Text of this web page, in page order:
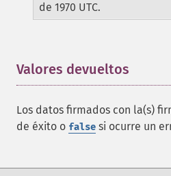
de 1970 UTC.
Valores devueltos
Los datos firmados con la(s)
de éxito o false si ocurre un